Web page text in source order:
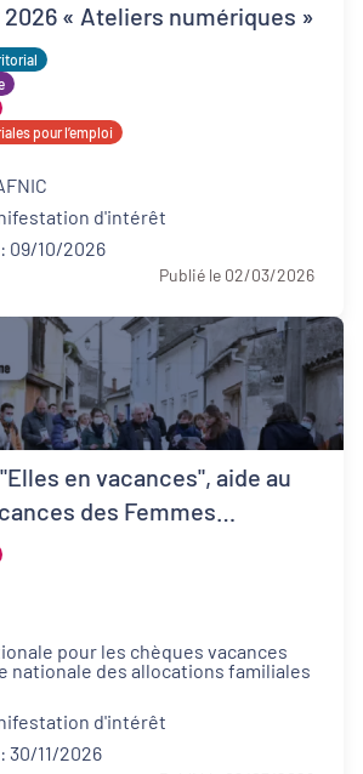
2026 « Ateliers numériques »
pour l’emploi
d'intérêt
09/10/2026
Publié le 02/03/2026
en vacances", aide au
des Femmes
et de leurs proches
pour les chèques vacances
nationale des allocations familiales
d'intérêt
30/11/2026